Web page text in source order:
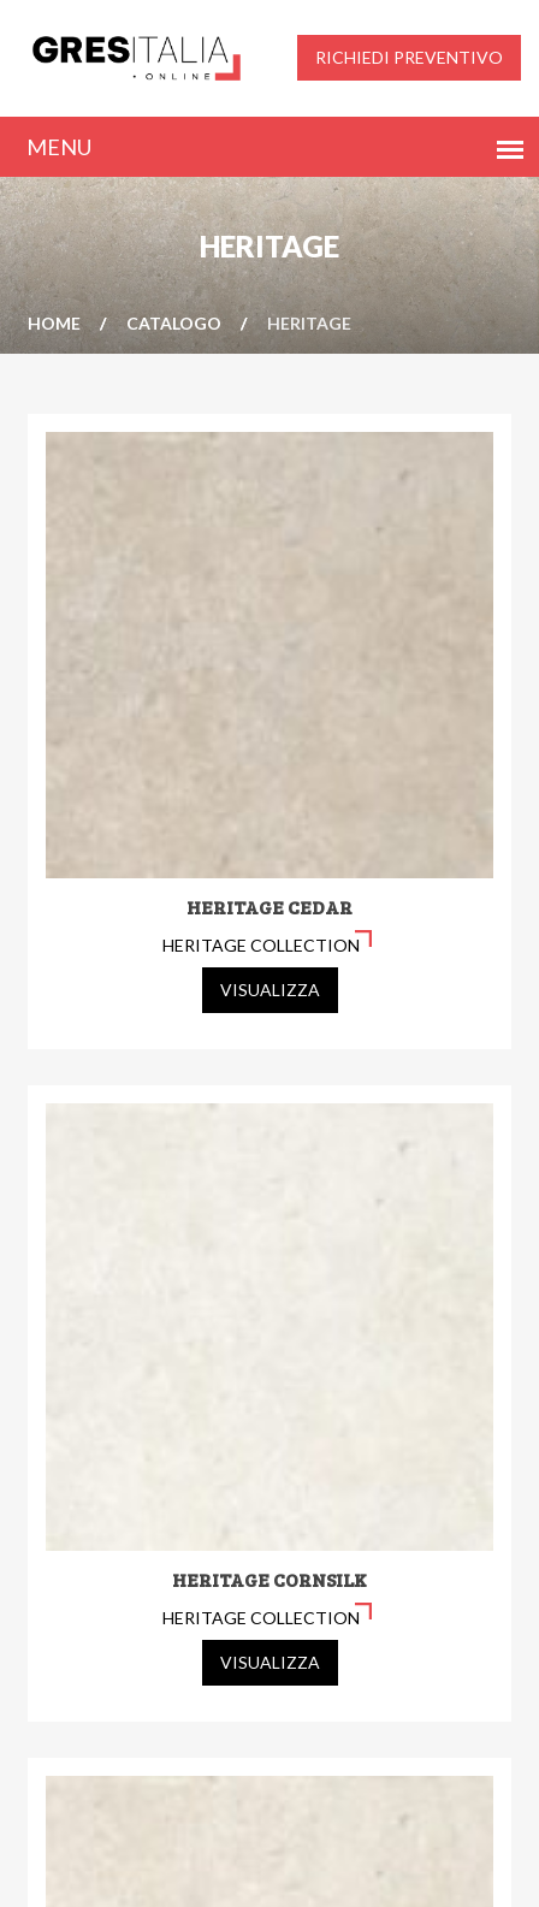
RICHIEDI PREVENTIVO
HERITAGE
HOME CATALOGO HERITAGE
HERITAGE CEDAR
HERITAGE COLLECTION
VISUALIZZA
HERITAGE CORNSILK
HERITAGE COLLECTION
VISUALIZZA